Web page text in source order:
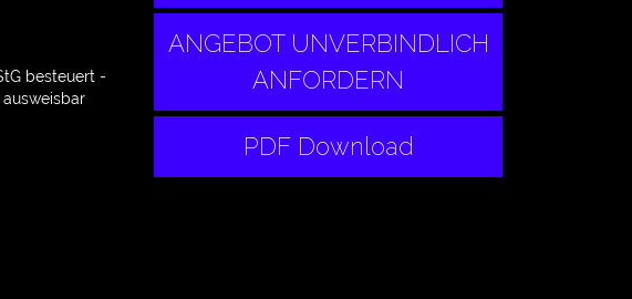
ANGEBOT UNVERBINDLICH
ANFORDERN
besteuert -
PDF Download